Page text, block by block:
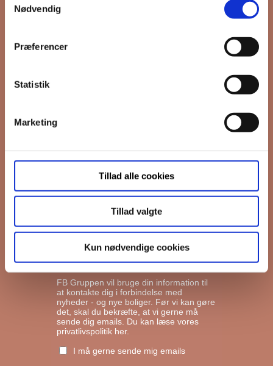
Nødvendig
Præferencer
Statistik
Marketing
Tillad alle cookies
Tillad valgte
Kun nødvendige cookies
Interesseret i
Ejerboliger
Lejeboliger
Andelsboliger
Markedsføringstilladelse
FB Gruppen vil bruge din information til
at kontakte dig i forbindelse med
nyheder - og nye boliger. Før vi kan gøre
det, skal du bekræfte, at vi gerne må
sende dig emails. Du kan læse vores
privatlivspolitik her.
I må gerne sende mig emails